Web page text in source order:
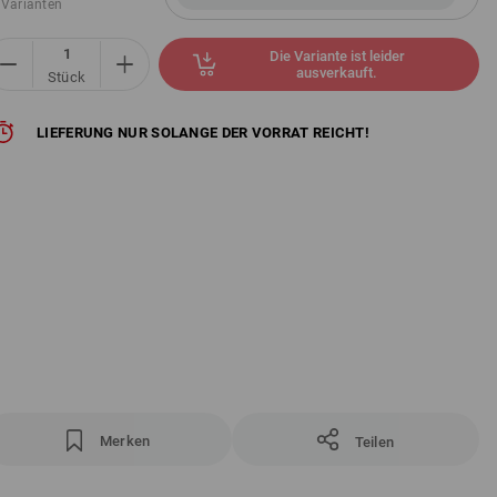
Stück
Die Variante ist leider
ausverkauft.
LIEFERUNG NUR SOLANGE DER VORRAT REICHT!
Merken Teilen